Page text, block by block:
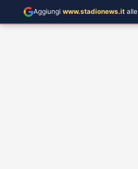
Aggiungi www.stadionews.it